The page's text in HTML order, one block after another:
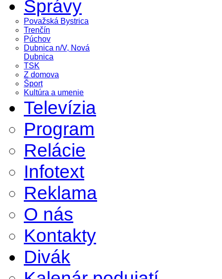
Správy
Považská Bystrica
Trenčín
Púchov
Dubnica n/V, Nová
Dubnica
TSK
Z domova
Šport
Kultúra a umenie
Televízia
Program
Relácie
Infotext
Reklama
O nás
Kontakty
Divák